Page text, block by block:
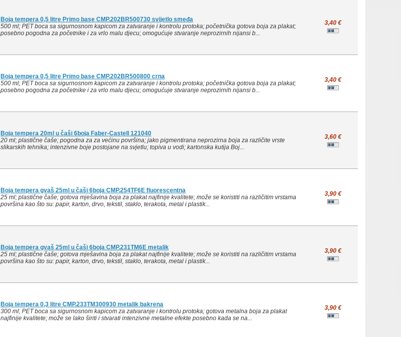
Boja tempera 0,5 litre Primo base CMP.202BR500730 svijetlo smeđa
500 ml; PET boca sa sigurnosnom kapicom za zatvaranje i kontrolu protoka; početnička gotova boja za plakat;
posebno pogodna za početnike i za vrlo malu djecu; omogućuje stvaranje neprozirnih nijansi b...
3,40 €
Boja tempera 0,5 litre Primo base CMP.202BR500800 crna
500 ml; PET boca sa sigurnosnom kapicom za zatvaranje i kontrolu protoka; početnička gotova boja za plakat;
posebno pogodna za početnike i za vrlo malu djecu; omogućuje stvaranje neprozirnih nijansi b...
3,40 €
Boja tempera 20ml u čaši 6boja Faber-Castell 121040
20 ml; plastične čaše; pogodna za za većinu površina; jako pigmentirana neprozirna boja za različite vrste
slikarskih tehnika; intenzivne boje postojane na svjetlu; topiva u vodi; kartonska kutija Boj...
3,60 €
Boja tempera gvaš 25ml u čaši 6boja CMP.254TF6E fluorescentna
25 ml; plastične čaše; gotova mješavina boja za plakat najfinije kvalitete; može se koristiti na različitim vrstama
površina kao što su: papir, karton, drvo, tekstil, staklo, terakota, metal i plastik...
3,90 €
Boja tempera gvaš 25ml u čaši 6boja CMP.231TM6E metalik
25 ml; plastične čaše; gotova mješavina boja za plakat najfinije kvalitete; može se koristiti na različitim vrstama
površina kao što su: papir, karton, drvo, tekstil, staklo, terakota, metal i plastik...
3,90 €
Boja tempera 0,3 litre CMP.233TM300930 metalik bakrena
300 ml; PET boca sa sigurnosnom kapicom za zatvaranje i kontrolu protoka; gotova metalna boja za plakat
najfinije kvalitete; može se lako širiti i stvarati intenzivne metalne efekte posebno kada se na...
3,90 €